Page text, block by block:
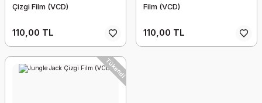
Çizgi Film (VCD)
110,00 TL
Film (VCD)
110,00 TL
Tükendi